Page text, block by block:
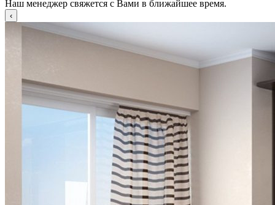
Наш менеджер свяжется с Вами в ближайшее время.